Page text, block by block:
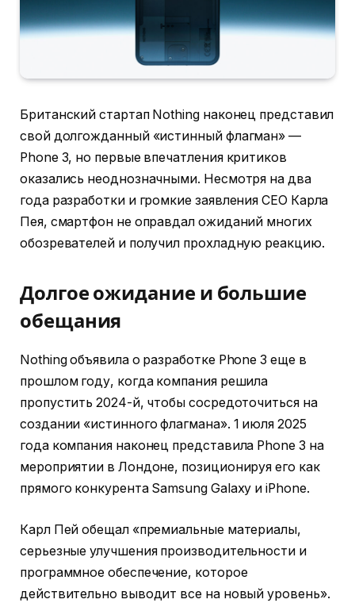
Британский стартап Nothing наконец представил
свой долгожданный «истинный флагман» —
Phone 3, но первые впечатления критиков
оказались неоднозначными. Несмотря на два
года разработки и громкие заявления CEO Карла
Пея, смартфон не оправдал ожиданий многих
обозревателей и получил прохладную реакцию.
Долгое ожидание и большие
обещания
Nothing объявила о разработке Phone 3 еще в
прошлом году, когда компания решила
пропустить 2024-й, чтобы сосредоточиться на
создании «истинного флагмана». 1 июля 2025
года компания наконец представила Phone 3 на
мероприятии в Лондоне, позиционируя его как
прямого конкурента Samsung Galaxy и iPhone.
Карл Пей обещал «премиальные материалы,
серьезные улучшения производительности и
программное обеспечение, которое
действительно выводит все на новый уровень».